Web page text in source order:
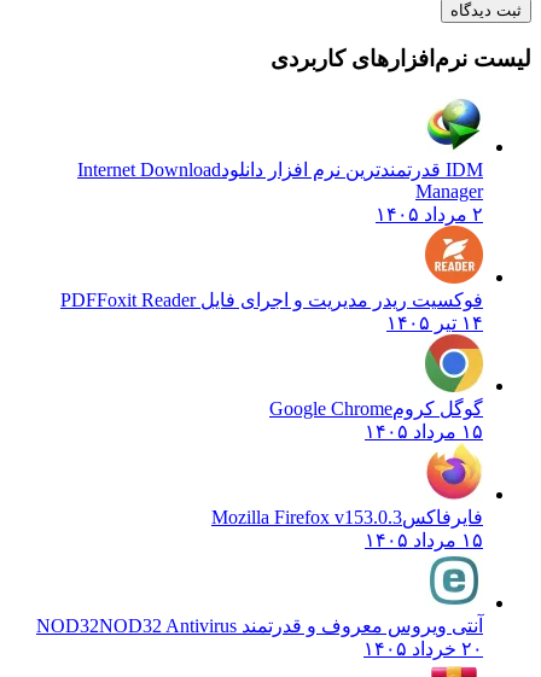
ثبت دیدگاه
نرم‌افزارهای کاربردی
IDM قدرتمندترین نرم افزار دانلود
Internet Download
Manager
فوکسیت ریدر مدیریت و اجرای فایل PDF Foxit Reader
۱۴ تیر ۱۴۰۵
گوگل کرومGoogle Chrome
۱۵ مرداد ۱۴۰۵
فایرفاکسMozilla Firefox v153.0.3
۱۵ مرداد ۱۴۰۵
آنتی ویروس معروف و قدرتمند NOD32NOD32 Antivirus
۲۰ خرداد ۱۴۰۵